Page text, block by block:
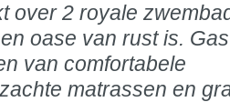
over 2 royale
oase van rust is.
van comfortabele
matrassen en